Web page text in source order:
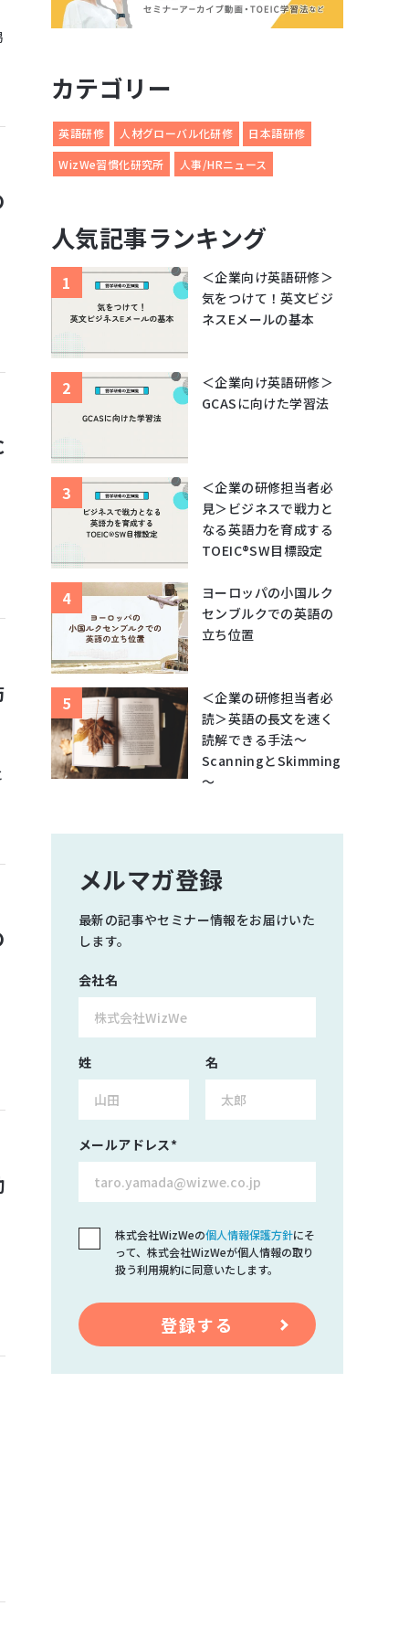
カテゴリー
英語研修 人材グローバル化研修
日本語研修
WizWe習慣化研究所
人事/HRニュース
人気記事ランキング
＜企業向け英語研修＞
気をつけて！英文ビジ
ネスEメールの基本
＜企業向け英語研修＞
GCASに向けた学習法
＜企業の研修担当者必
見＞ビジネスで戦力と
なる英語力を育成する
TOEIC®SW目標設定
ヨーロッパの小国ルク
センブルクでの英語の
立ち位置
＜企業の研修担当者必
読＞英語の長文を速く
読解できる手法～
ScanningとSkimming
～
メルマガ登録
最新の記事やセミナー情報をお届けいた
します。
会社名
姓 名
メールアドレス*
株式会社WizWeの個人情報保護方針にそ
って、株式会社WizWeが個人情報の取り
扱う利用規約に同意いたします。